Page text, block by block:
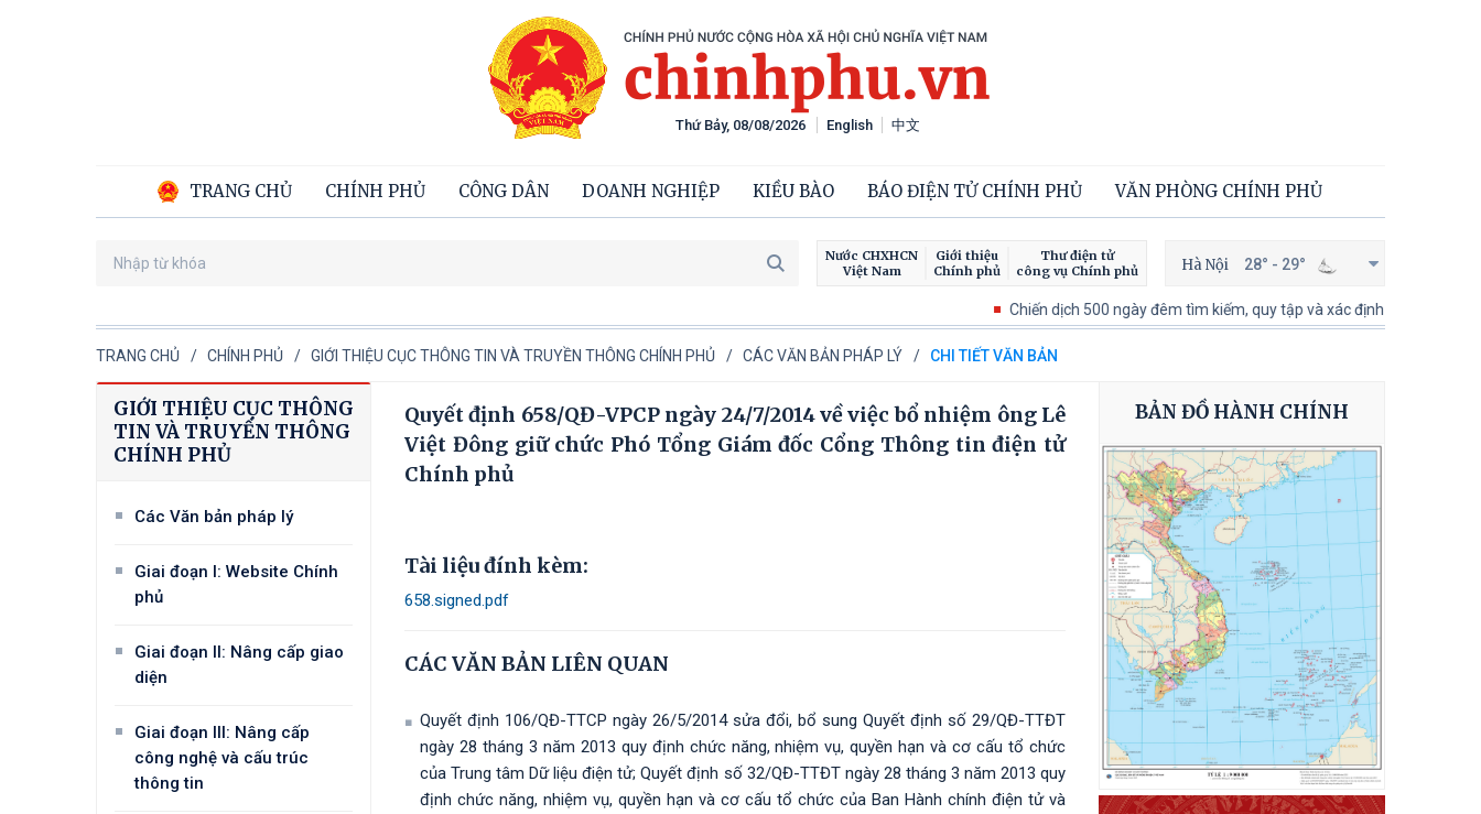
English 中文
TRANG CHỦ CHÍNH PHỦ CÔNG DÂN DOANH NGHIỆP KIỀU BÀO BÁO ĐIỆN TỬ CHÍNH PHỦ VĂN PHÒNG CHÍNH PHỦ
Thứ Bảy, 08/08/2026
Nước CHXHCN
Việt Nam
Giới thiệu
Chính phủ
Thư điện tử
công vụ Chính phủ
Hà Nội 28° - 29°
Chiến dịch 500 ngày đêm tìm kiếm, quy tập và xác định danh tính hài cốt liệt
TRANG CHỦ CHÍNH PHỦ GIỚI THIỆU CỤC THÔNG TIN VÀ TRUYỀN THÔNG CHÍNH PHỦ CÁC VĂN BẢN PHÁP LÝ CHI TIẾT VĂN BẢN
GIỚI THIỆU CỤC THÔNG
TIN VÀ TRUYỀN THÔNG
CHÍNH PHỦ
Các Văn bản pháp lý
Giai đoạn I: Website Chính
phủ
Giai đoạn II: Nâng cấp giao
diện
Giai đoạn III: Nâng cấp
công nghệ và cấu trúc
thông tin
Quyết định 658/QĐ-VPCP ngày 24/7/2014 về việc bổ nhiệm ông Lê
Việt Đông giữ chức Phó Tổng Giám đốc Cổng Thông tin điện tử
Chính phủ
Tài liệu đính kèm:
658.signed.pdf
CÁC VĂN BẢN LIÊN QUAN
Quyết định 106/QĐ-TTCP ngày 26/5/2014 sửa đổi, bổ sung Quyết định số 29/QĐ-TTĐT
ngày 28 tháng 3 năm 2013 quy định chức năng, nhiệm vụ, quyền hạn và cơ cấu tổ chức
của Trung tâm Dữ liệu điện tử; Quyết định số 32/QĐ-TTĐT ngày 28 tháng 3 năm 2013 quy
định chức năng, nhiệm vụ, quyền hạn và cơ cấu tổ chức của Ban Hành chính điện tử và
BẢN ĐỒ HÀNH CHÍNH